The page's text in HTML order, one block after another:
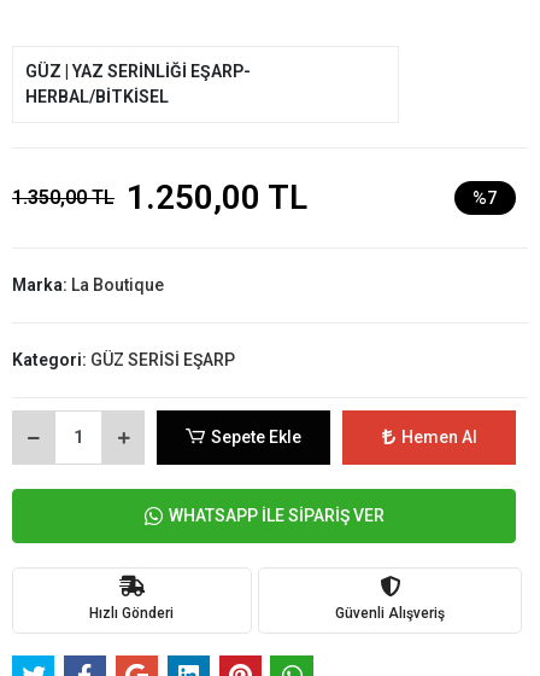
GÜZ | YAZ SERİNLİĞİ EŞARP-
HERBAL/BİTKİSEL
1.350,00 TL 1.250,00 TL %7
Marka: La Boutique
Kategori: GÜZ SERİSİ EŞARP
Sepete Ekle Hemen Al
WHATSAPP İLE SİPARİŞ VER
Hızlı Gönderi Güvenli Alışveriş